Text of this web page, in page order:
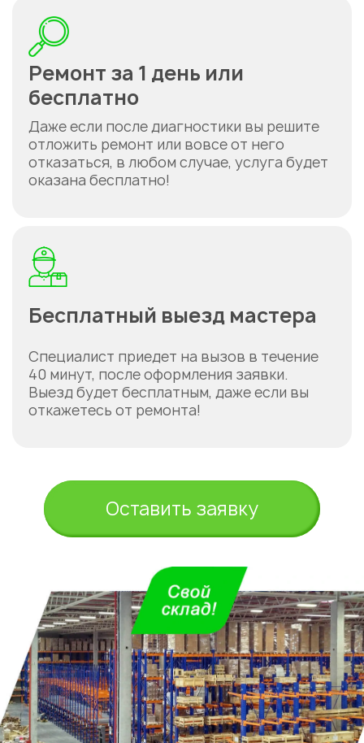
Ремонт за 1 день или
бесплатно
Даже если после диагностики вы решите
отложить ремонт или вовсе от него
отказаться, в любом случае, услуга будет
оказана бесплатно!
Бесплатный выезд мастера
Специалист приедет на вызов в течение
40 минут, после оформления заявки.
Выезд будет бесплатным, даже если вы
откажетесь от ремонта!
Оставить заявку